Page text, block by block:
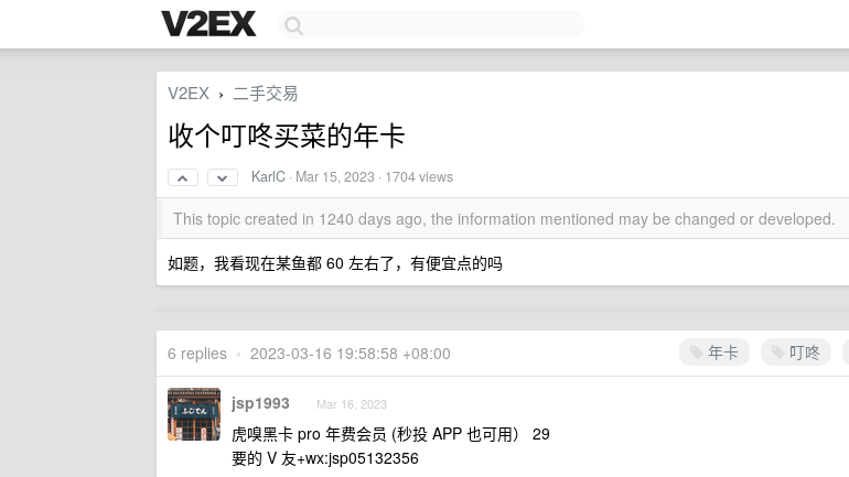
V2EX › 二手交易
收个叮咚买菜的年卡
KarlC · Mar 15, 2023 · 1704 views
This topic created in 1240 days ago, the information mentioned may be changed or developed.
如题，我看现在某鱼都 60 左右了，有便宜点的吗
年卡 叮咚
6 replies • 2023-03-16 19:58:58 +08:00
jsp1993 Mar 16, 2023
虎嗅黑卡 pro 年费会员 (秒投 APP 也可用） 29
要的 V 友+wx:jsp05132356